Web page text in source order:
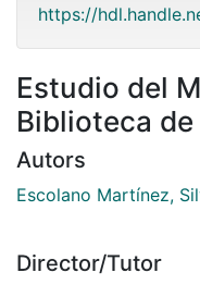
https://
Estudio del
Biblioteca
Autors
Escolano Martínez,
Director/Tutor